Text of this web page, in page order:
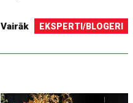
Vairāk EKSPERTI/BLOGERI